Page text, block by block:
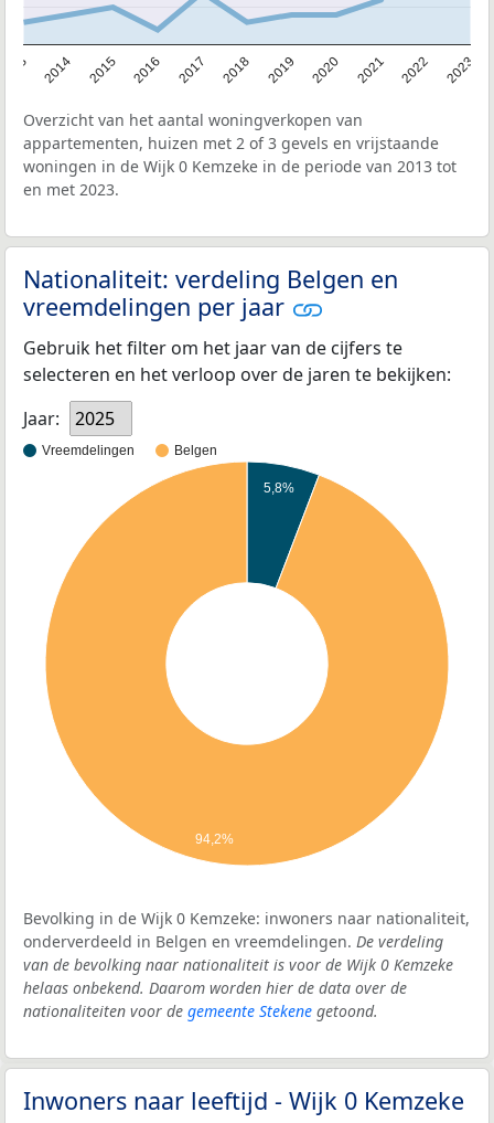
2014 2015 2016 2017 2018 2019 2020 2021 2022 2023
Overzicht van het aantal woningverkopen van
appartementen, huizen met 2 of 3 gevels en vrijstaande
woningen in de Wijk 0 Kemzeke in de periode van 2013 tot
en met 2023.
Nationaliteit: verdeling Belgen en
vreemdelingen per jaar
Gebruik het filter om het jaar van de cijfers te
selecteren en het verloop over de jaren te bekijken:
Jaar:
2025
Vreemdelingen Belgen
5,8%
94,2%
Bevolking in de Wijk 0 Kemzeke: inwoners naar nationaliteit,
onderverdeeld in Belgen en vreemdelingen. De verdeling
van de bevolking naar nationaliteit is voor de Wijk 0 Kemzeke
helaas onbekend. Daarom worden hier de data over de
nationaliteiten voor de gemeente Stekene getoond.
Inwoners naar leeftijd - Wijk 0 Kemzeke